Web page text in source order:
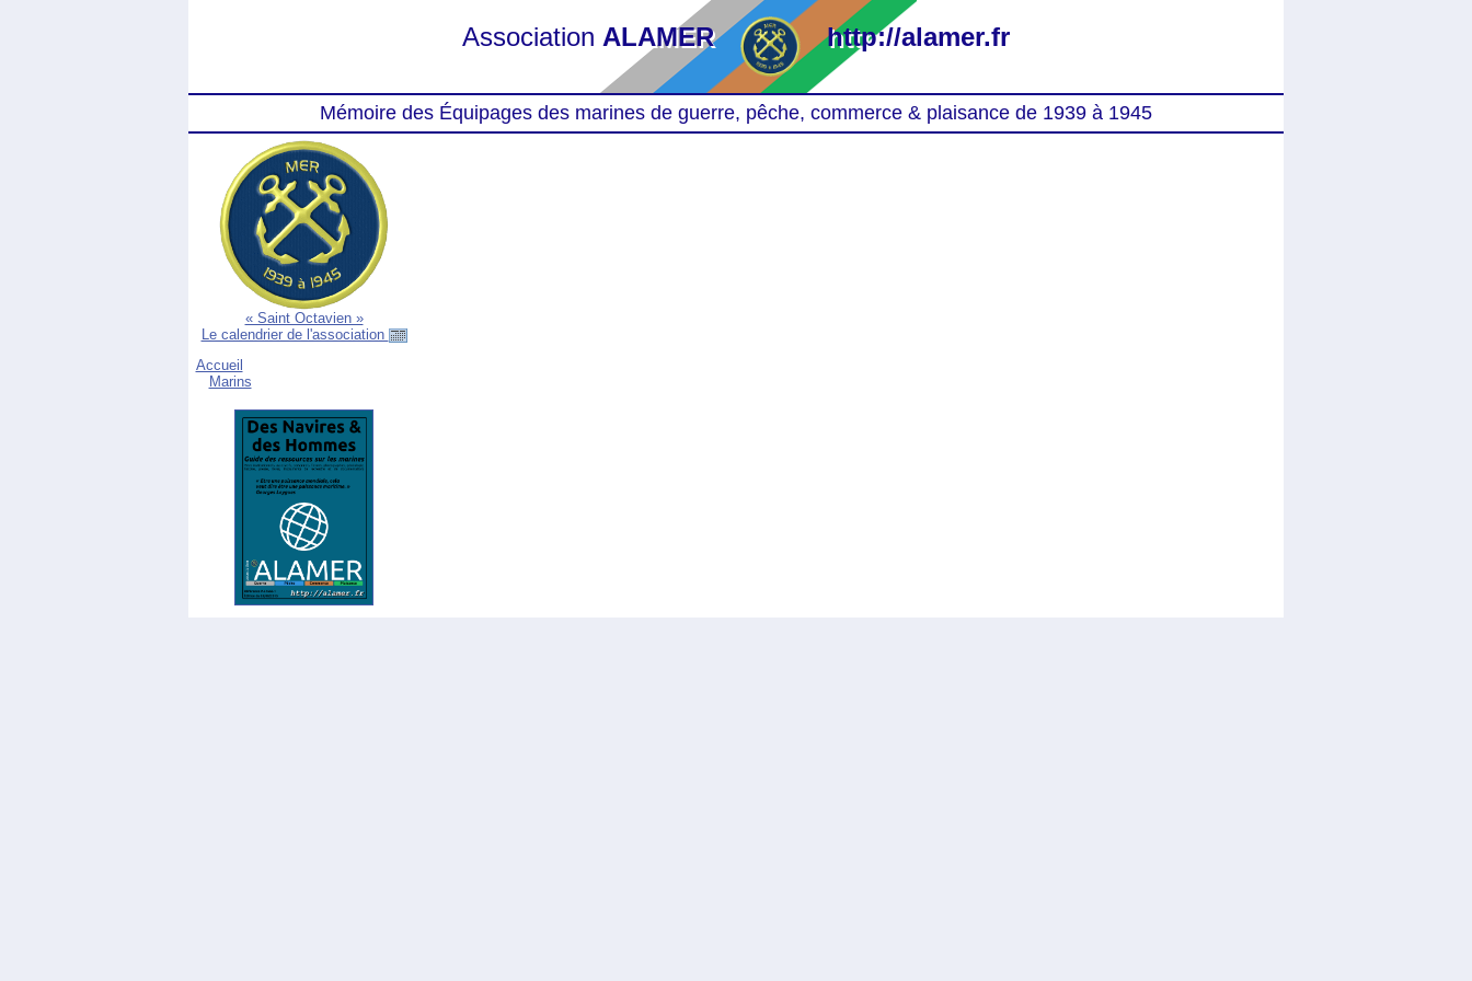
Association ALAMER http://alamer.fr
Mémoire des Équipages des marines de guerre, pêche, commerce & plaisance de 1939 à 1945
« Saint Octavien »
Le calendrier de l'association
Accueil
Marins